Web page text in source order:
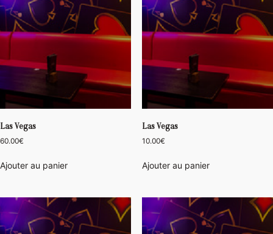
Las Vegas
60.00€
Ajouter au panier
Las Vegas
10.00€
Ajouter au panier